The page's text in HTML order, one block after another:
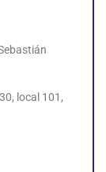
local 101,